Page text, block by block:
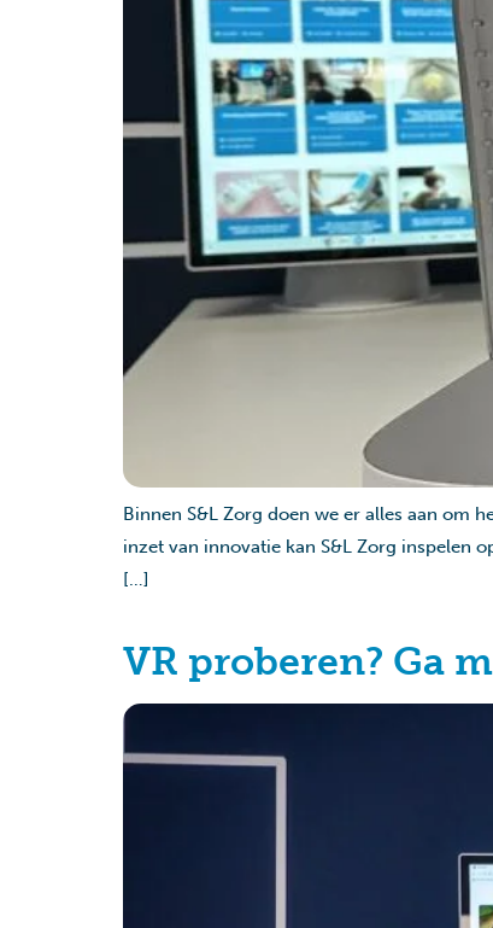
Binnen S&L Zorg doen we er alles aan om
inzet van innovatie kan S&L Zorg inspelen
[…]
VR proberen? Ga